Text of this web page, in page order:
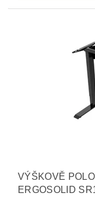
VÝŠKOVĚ
ERGOSOLID